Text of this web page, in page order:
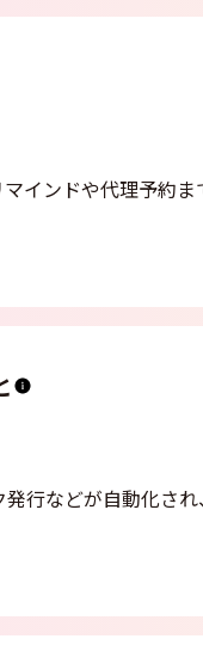
インドや代理予約
行などが自動化さ